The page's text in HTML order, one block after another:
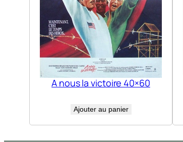
A nous la victoire 40×60
Ajouter au panier